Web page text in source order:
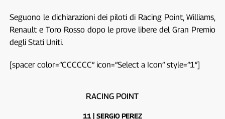
Seguono le dichiarazioni dei piloti di Racing Point, Williams,
Renault e Toro Rosso dopo le prove libere del Gran Premio
degli Stati Uniti.
[spacer color=”CCCCCC” icon=”Select a Icon” style=”1″]
RACING POINT
11 | SERGIO PEREZ